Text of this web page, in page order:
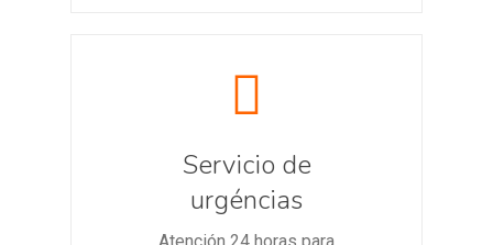
Servicio de
urgéncias